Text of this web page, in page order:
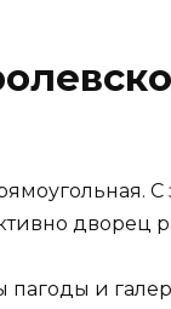
С
дворец
и